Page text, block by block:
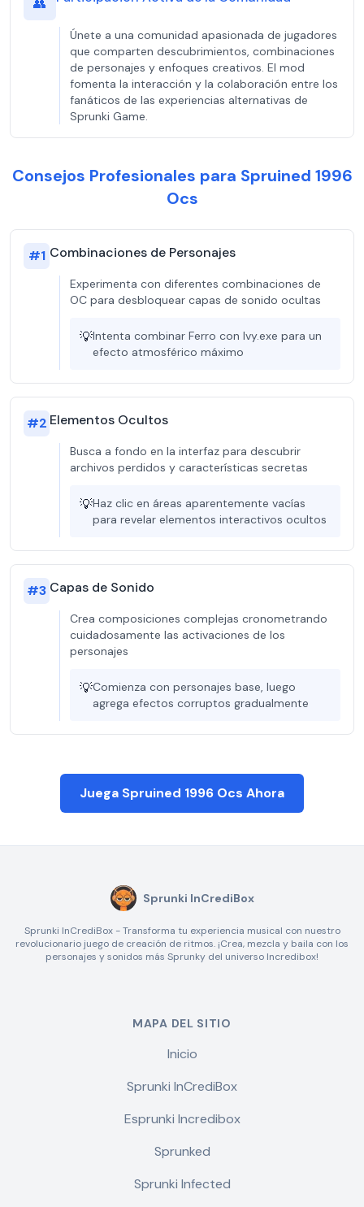
👥
Únete a una comunidad apasionada de jugadores
que comparten descubrimientos, combinaciones
de personajes y enfoques creativos. El mod
fomenta la interacción y la colaboración entre los
fanáticos de las experiencias alternativas de
Sprunki Game.
Consejos Profesionales para Spruined 1996
Ocs
#1 Combinaciones de Personajes
Experimenta con diferentes combinaciones de
OC para desbloquear capas de sonido ocultas
💡Intenta combinar Ferro con Ivy.exe para un
efecto atmosférico máximo
#2 Elementos Ocultos
Busca a fondo en la interfaz para descubrir
archivos perdidos y características secretas
💡Haz clic en áreas aparentemente vacías
para revelar elementos interactivos ocultos
#3 Capas de Sonido
Crea composiciones complejas cronometrando
cuidadosamente las activaciones de los
personajes
💡Comienza con personajes base, luego
agrega efectos corruptos gradualmente
Juega Spruined 1996 Ocs Ahora
Sprunki InCrediBox
Sprunki InCrediBox - Transforma tu experiencia musical con nuestro
revolucionario juego de creación de ritmos. ¡Crea, mezcla y baila con los
personajes y sonidos más Sprunky del universo Incredibox!
MAPA DEL SITIO
Inicio
Sprunki InCrediBox
Esprunki Incredibox
Sprunked
Sprunki Infected